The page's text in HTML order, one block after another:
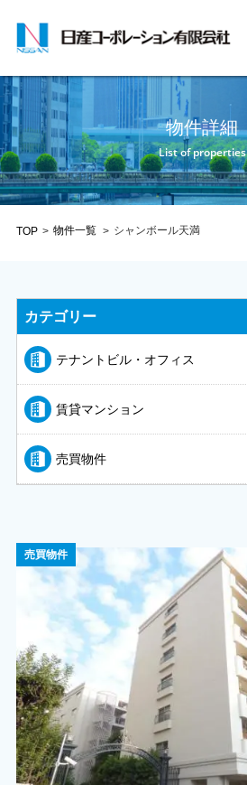
物件詳細
List of properties
TOP > 物件一覧 > シャンボール天満
売買物件
カテゴリー
テナントビル・オフィス
賃貸マンション
売買物件